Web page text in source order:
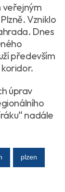
veřejným
Vzniklo
Dnes
především
úprav
nadále
plzen